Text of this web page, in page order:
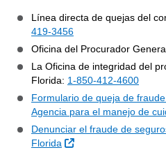
Línea directa de quejas del
419-3456
Oficina del Procurador
La Oficina de integridad del
Florida: 1-850-412-4600
Formulario de queja de
Agencia para el manejo de
Denunciar el fraude de
Florida
Sitio Externo